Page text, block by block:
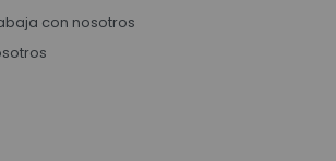
con nosotros